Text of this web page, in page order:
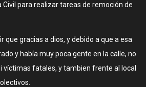
para realizar tareas de remoción de
que gracias a dios, y debido a que a esa
y había muy poca gente en la calle, no
víctimas fatales, y tambien frente al local